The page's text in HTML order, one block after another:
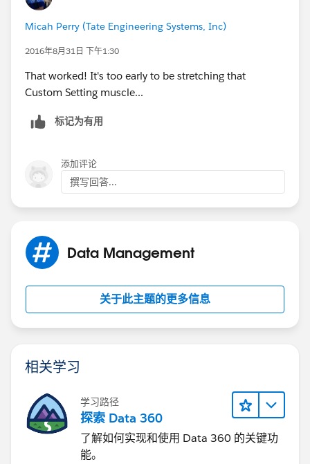
Micah Perry (Tate Engineering Systems, Inc)
2016年8月31日 下午1:30
That worked! It's too early to be stretching that
Custom Setting muscle...
标记为有用
添加评论
撰写回答...
Data Management
关于此主题的更多信息
相关学习
学习路径
探索 Data 360
了解如何实现和使用 Data 360 的关键功
能。